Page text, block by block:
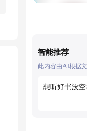
智能推荐
此内容由AI根据
想听好书没